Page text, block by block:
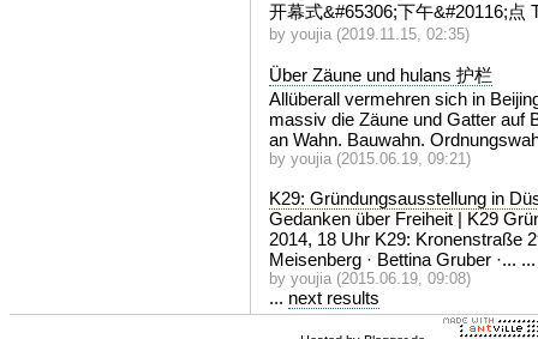
开幕式&#65306;下午&#20116;点
by youjia (2019.11.15, 02:35)
Über Zäune und hulans 护栏
Allüberall vermehren sich in
massiv die Zäune und Gatter auf
an Wahn. Bauwahn.
by youjia (2015.06.19, 09:21)
K29: Gründungsausstellung in
Gedanken über Freiheit | K29
2014, 18 Uhr K29: Kronenstraße
Meisenberg · Bettina Gruber ·... ...
by youjia (2015.06.19, 09:08)
... next results